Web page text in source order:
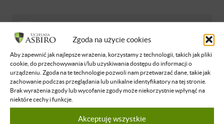
Zgoda na użycie cookies
Aby zapewnić jak najlepsze wrażenia, korzystamy z technologii, takich jak pliki
cookie, do przechowywania i/lub uzyskiwania dostępu do informacji o
urządzeniu. Zgoda na te technologie pozwoli nam przetwarzać dane, takie jak
zachowanie podczas przeglądania lub unikalne identyfikatory na tej stronie.
Brak wyrażenia zgody lub wycofanie zgody może niekorzystnie wpłynąć na
niektóre cechy i funkcje.
Akceptuję wszystkie
Przedsiębiorca i co-founder Agencji
Kreatywnej EFEKT. Pasjonat możliwości
jakie daje Afrykański rynek. Wychowanek
ASBIRO jak również wolontariusz ASBIRO
Foundation. Uwielbiam tworzyć nowe rzeczy
i widzieć jak dzięki zespołowi właściwych